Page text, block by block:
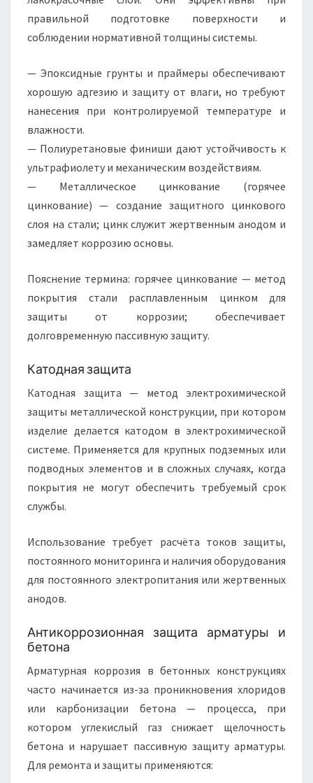
правильной подготовке поверхности и
соблюдении нормативной толщины системы.
— Эпоксидные грунты и праймеры обеспечивают
хорошую адгезию и защиту от влаги, но требуют
нанесения при контролируемой температуре и
влажности.
— Полиуретановые финиши дают устойчивость к
ультрафиолету и механическим воздействиям.
— Металлическое цинкование (горячее
цинкование) — создание защитного цинкового
слоя на стали; цинк служит жертвенным анодом и
замедляет коррозию основы.
Пояснение термина: горячее цинкование — метод
покрытия стали расплавленным цинком для
защиты от коррозии; обеспечивает
долговременную пассивную защиту.
Катодная защита
Катодная защита — метод электрохимической
защиты металлической конструкции, при котором
изделие делаетcя катодом в электрохимической
системе. Применяется для крупных подземных или
подводных элементов и в сложных случаях, когда
покрытия не могут обеспечить требуемый срок
службы.
Использование требует расчёта токов защиты,
постоянного мониторинга и наличия оборудования
для постоянного электропитания или жертвенных
анодов.
Антикоррозионная защита арматуры и
бетона
Арматурная коррозия в бетонных конструкциях
часто начинается из-за проникновения хлоридов
или карбонизации бетона — процесса, при
котором углекислый газ снижает щелочность
бетона и нарушает пассивную защиту арматуры.
Для ремонта и защиты применяются: